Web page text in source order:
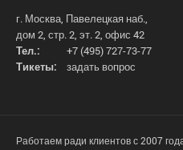
г. Москва, Павелецкая наб.,
дом 2, стр. 2, эт. 2, офис 42
Тел.:
+7 (495) 727-73-77
Тикеты:
задать вопрос
Работаем ради клиентов с 2007